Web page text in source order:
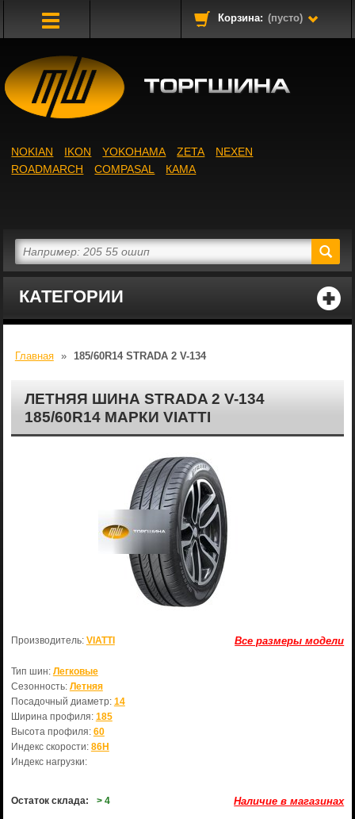
Корзина: (пусто)
КАТЕГОРИИ
NOKIAN IKON YOKOHAMA ZETA
NEXEN
ROADMARCH
COMPASAL КАМА
Главная » 185/60R14 STRADA 2 V-134
ЛЕТНЯЯ ШИНА STRADA 2 V-134
185/60R14 МАРКИ VIATTI
Все размеры модели
Производитель: VIATTI
Тип шин: Легковые
Сезонность: Летняя
Посадочный диаметр: 14
Ширина профиля: 185
Высота профиля: 60
Индекс скорости: 86H
Индекс нагрузки:
Остаток склада: > 4 Наличие в магазинах